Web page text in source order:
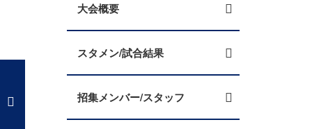
大会概要
スタメン/試合結果
招集メンバー/スタッフ